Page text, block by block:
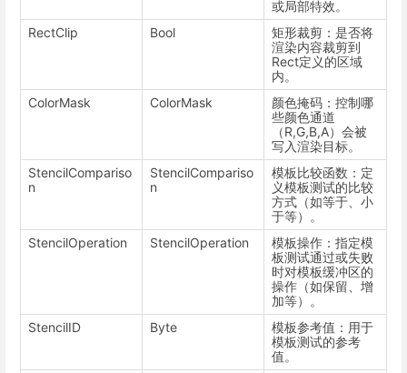
或局部特效。
RectClip
Bool
矩形裁剪：是否将
渲染内容裁剪到
Rect定义的区域
内。
ColorMask
ColorMask
颜色掩码：控制哪
些颜色通道
（R,G,B,A）会被
写入渲染目标。
StencilCompariso
n
StencilCompariso
n
模板比较函数：定
义模板测试的比较
方式（如等于、小
于等）。
StencilOperation
StencilOperation
模板操作：指定模
板测试通过或失败
时对模板缓冲区的
操作（如保留、增
加等）。
StencilID
Byte
模板参考值：用于
模板测试的参考
值。